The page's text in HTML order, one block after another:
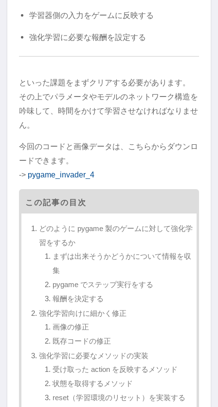
学習器側の入力をゲームに反映する
強化学習に必要な報酬を設定する
といった課題をまずクリアする必要があります。
その上でパラメータやモデルのネットワーク構造を
吟味して、時間をかけて学習させなければなりませ
ん。
今回のコードと画像データは、こちらからダウンロ
ードできます。
-> pygame_invader_4
この記事の目次
どのように pygame 製のゲームに対して強化学
習をするか
まずは出来そうかどうかについて情報を収
集
pygame でステップ実行をする
報酬を決定する
強化学習向けに細かく修正
画像の修正
既存コードの修正
強化学習に必要なメソッドの実装
受け取った action を反映するメソッド
状態を取得するメソッド
reset（学習環境のリセット）を実装する